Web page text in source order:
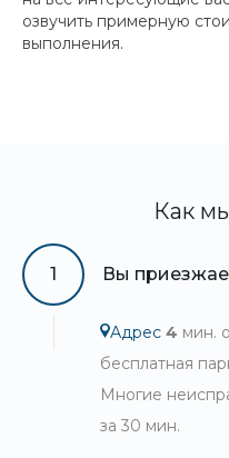
озвучить примерную
выполнения.
Как
1 Вы
Адрес 4 мин.
бесплатная
Многие
за 30 мин.